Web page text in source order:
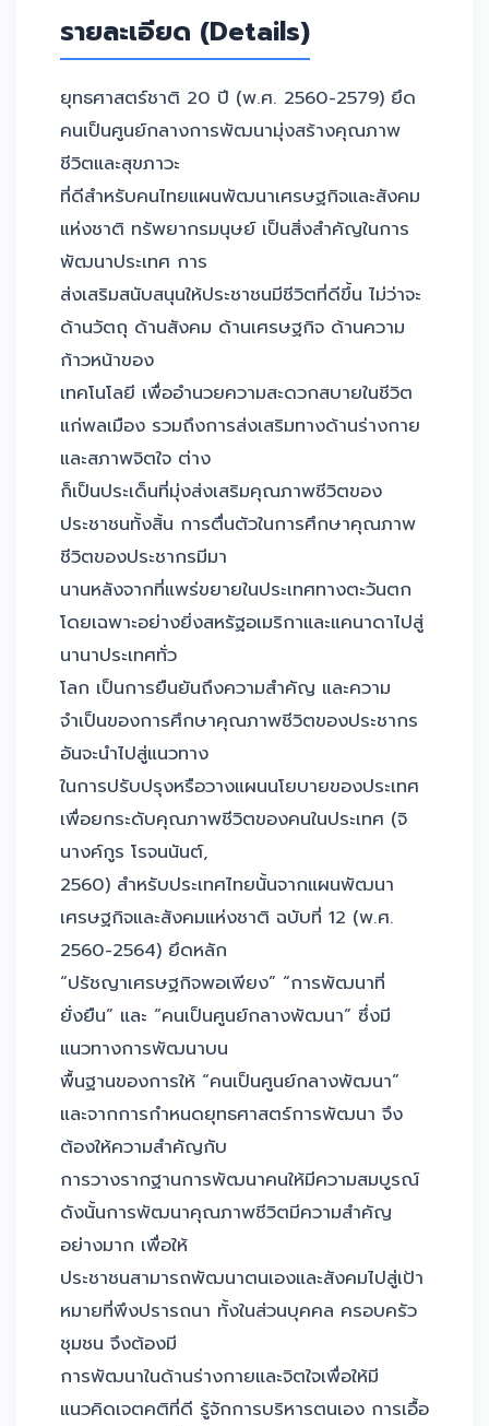
รายละเอียด (Details)
ยุทธศาสตร์ชาติ 20 ปี (พ.ศ. 2560-2579) ยึด
คนเป็นศูนย์กลางการพัฒนามุ่งสร้างคุณภาพ
ชีวิตและสุขภาวะ
ที่ดีสำหรับคนไทยแผนพัฒนาเศรษฐกิจและสังคม
แห่งชาติ ทรัพยากรมนุษย์ เป็นสิ่งสำคัญในการ
พัฒนาประเทศ การ
ส่งเสริมสนับสนุนให้ประชาชนมีชีวิตที่ดีขึ้น ไม่ว่าจะ
ด้านวัตถุ ด้านสังคม ด้านเศรษฐกิจ ด้านความ
ก้าวหน้าของ
เทคโนโลยี เพื่ออำนวยความสะดวกสบายในชีวิต
แก่พลเมือง รวมถึงการส่งเสริมทางด้านร่างกาย
และสภาพจิตใจ ต่าง
ก็เป็นประเด็นที่มุ่งส่งเสริมคุณภาพชีวิตของ
ประชาชนทั้งสิ้น การตื่นตัวในการศึกษาคุณภาพ
ชีวิตของประชากรมีมา
นานหลังจากที่แพร่ขยายในประเทศทางตะวันตก
โดยเฉพาะอย่างยิ่งสหรัฐอเมริกาและแคนาดาไปสู่
นานาประเทศทั่ว
โลก เป็นการยืนยันถึงความสำคัญ และความ
จำเป็นของการศึกษาคุณภาพชีวิตของประชากร
อันจะนำไปสู่แนวทาง
ในการปรับปรุงหรือวางแผนนโยบายของประเทศ
เพื่อยกระดับคุณภาพชีวิตของคนในประเทศ (จิ
นางค์กูร โรจนนันต์,
2560) สำหรับประเทศไทยนั้นจากแผนพัฒนา
เศรษฐกิจและสังคมแห่งชาติ ฉบับที่ 12 (พ.ศ.
2560-2564) ยึดหลัก
“ปรัชญาเศรษฐกิจพอเพียง” “การพัฒนาที่
ยั่งยืน” และ “คนเป็นศูนย์กลางพัฒนา” ซึ่งมี
แนวทางการพัฒนาบน
พื้นฐานของการให้ “คนเป็นศูนย์กลางพัฒนา”
และจากการกำหนดยุทธศาสตร์การพัฒนา จึง
ต้องให้ความสำคัญกับ
การวางรากฐานการพัฒนาคนให้มีความสมบูรณ์
ดังนั้นการพัฒนาคุณภาพชีวิตมีความสำคัญ
อย่างมาก เพื่อให้
ประชาชนสามารถพัฒนาตนเองและสังคมไปสู่เป้า
หมายที่พึงปรารถนา ทั้งในส่วนบุคคล ครอบครัว
ชุมชน จึงต้องมี
การพัฒนาในด้านร่างกายและจิตใจเพื่อให้มี
แนวคิดเจตคติที่ดี รู้จักการบริหารตนเอง การเอื้อ